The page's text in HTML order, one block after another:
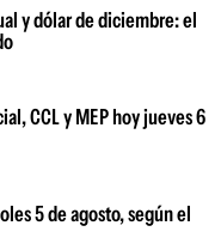
y dólar de diciembre: el
CCL y MEP hoy jueves 6
5 de agosto, según el